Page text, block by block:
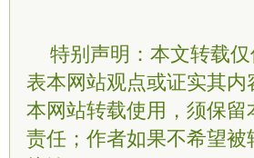
特别声明：本文转载
表本网站观点或证实其
本网站转载使用，须保
责任；作者如果不希望